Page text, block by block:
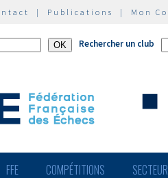
| Publications | Mon
Rechercher un club
FFE COMPÉTITIONS